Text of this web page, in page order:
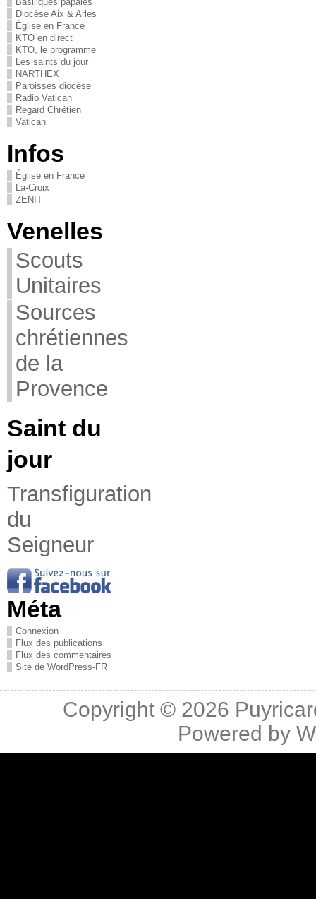
Diocèse Aix & Arles
Église en France
KTO en direct
KTO, le programme
Les saints du jour
NARTHEX
Paroisses diocèse
Radio Vatican
Regard Chrétien
Vatican
Infos
Église en France
La-Croix
ZENIT
Venelles
Scouts
Unitaires
Sources
chrétiennes
de la
Provence
Saint du
jour
Transfiguration
du
Seigneur
Méta
Connexion
Flux des publications
Flux des commentaires
Site de WordPress-FR
Copyright © 2026
Powered by